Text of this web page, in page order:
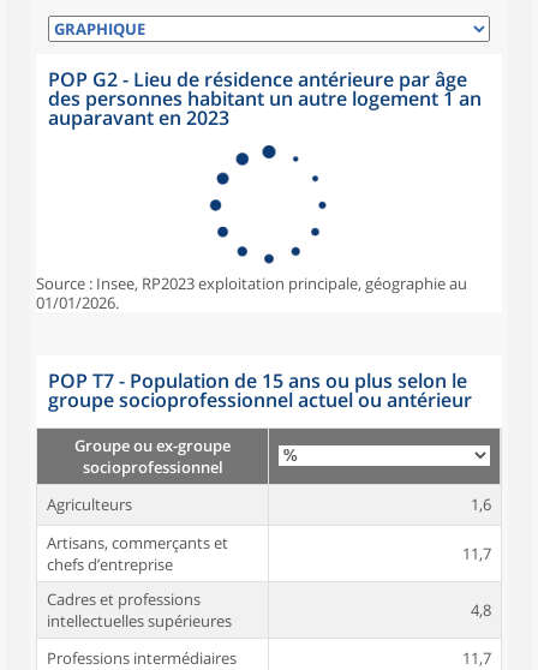
POP G2 - Lieu de résidence antérieure par âge
des personnes habitant un autre logement 1 an
auparavant en 2023
Source : Insee, RP2023 exploitation principale, géographie au
01/01/2026.
POP T7 - Population de 15 ans ou plus selon le
groupe socioprofessionnel actuel ou antérieur
Groupe ou ex-groupe
socioprofessionnel
Agriculteurs
1,6
Artisans, commerçants et
chefs d’entreprise
11,7
Cadres et professions
intellectuelles supérieures
4,8
Professions intermédiaires
11,7